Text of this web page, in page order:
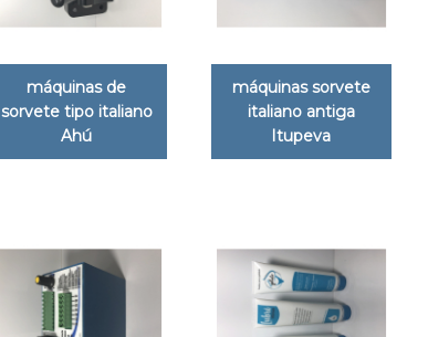
máquinas de
sorvete tipo italiano
Ahú
máquinas sorvete
italiano antiga
Itupeva